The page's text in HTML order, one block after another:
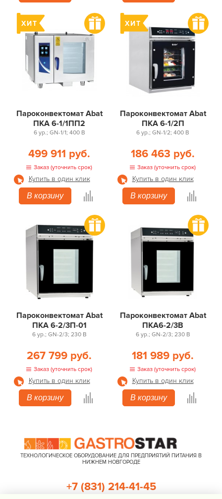
Пароконвектомат Abat
ПКА 6-1/1ПП2
6 ур.; GN-1/1; 400 В
499 911 руб.
Заказ (уточнить срок)
Купить в один клик
В корзину
Пароконвектомат Abat
ПКА 6-1/2П
6 ур.; GN-1/2; 400 В
186 463 руб.
Заказ (уточнить срок)
Купить в один клик
В корзину
Пароконвектомат Abat
ПКА 6-2/3П-01
6 ур.; GN-2/3; 230 В
267 799 руб.
Заказ (уточнить срок)
Купить в один клик
В корзину
Пароконвектомат Abat
ПКА6-2/3В
6 ур.; GN-2/3; 230 В
181 989 руб.
Заказ (уточнить срок)
Купить в один клик
В корзину
ТЕХНОЛОГИЧЕСКОЕ ОБОРУДОВАНИЕ ДЛЯ ПРЕДПРИЯТИЙ ПИТАНИЯ В
НИЖНЕМ НОВГОРОДЕ
+7 (831) 214-41-45